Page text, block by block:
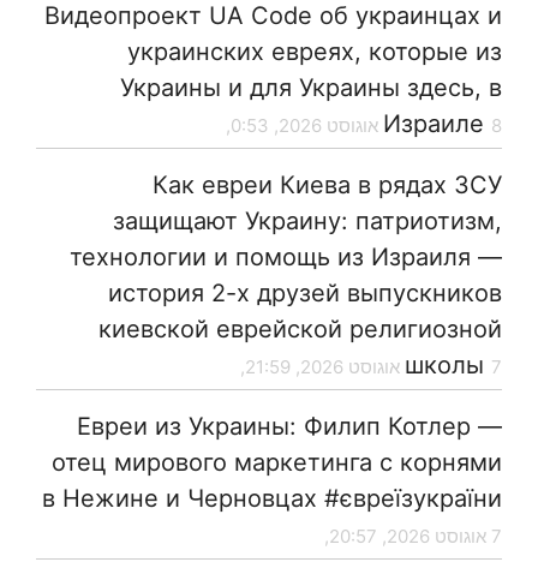
Видеопроект UA Code об украинцах и
украинских евреях, которые из
Украины и для Украины здесь, в
Израиле 8 אוגוסט 2026, 0:53,
Как евреи Киева в рядах ЗСУ
защищают Украину: патриотизм,
технологии и помощь из Израиля —
история 2-х друзей выпускников
киевской еврейской религиозной
школы 7 אוגוסט 2026, 21:59,
Евреи из Украины: Филип Котлер —
отец мирового маркетинга с корнями
в Нежине и Черновцах #євреїзукраїни
7 אוגוסט 2026, 20:57,